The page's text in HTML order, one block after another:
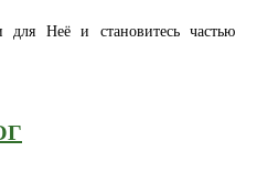
Неё и становитесь частью